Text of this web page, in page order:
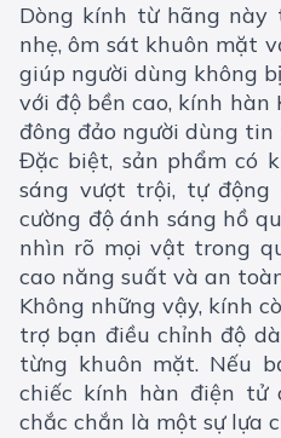
Dòng kính từ hãng này
nhẹ, ôm sát khuôn mặt
giúp người dùng không
với độ bền cao, kính hàn
đông đảo người dùng tin
Đặc biệt, sản phẩm có
sáng vượt trội, tự
cường độ ánh sáng hồ
nhìn rõ mọi vật trong
cao năng suất và an
Không những vậy, kính
trợ bạn điều chỉnh độ
từng khuôn mặt. Nếu
chiếc kính hàn điện tử
chắc chắn là một sự lựa